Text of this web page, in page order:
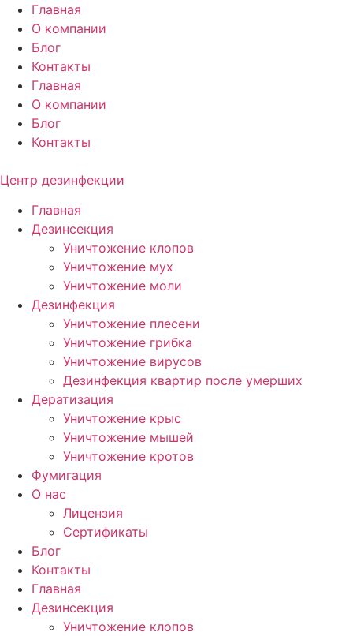
Перейти
содержимому
Главная
О компании
Блог
Контакты
Главная
О компании
Блог
Контакты
Центр дезинфекции
Главная
Дезинсекция
Уничтожение клопов
Уничтожение мух
Уничтожение моли
Дезинфекция
Уничтожение плесени
Уничтожение грибка
Уничтожение вирусов
Дезинфекция квартир после умерших
Дератизация
Уничтожение крыс
Уничтожение мышей
Уничтожение кротов
Фумигация
О нас
Лицензия
Сертификаты
Блог
Контакты
Главная
Дезинсекция
Уничтожение клопов